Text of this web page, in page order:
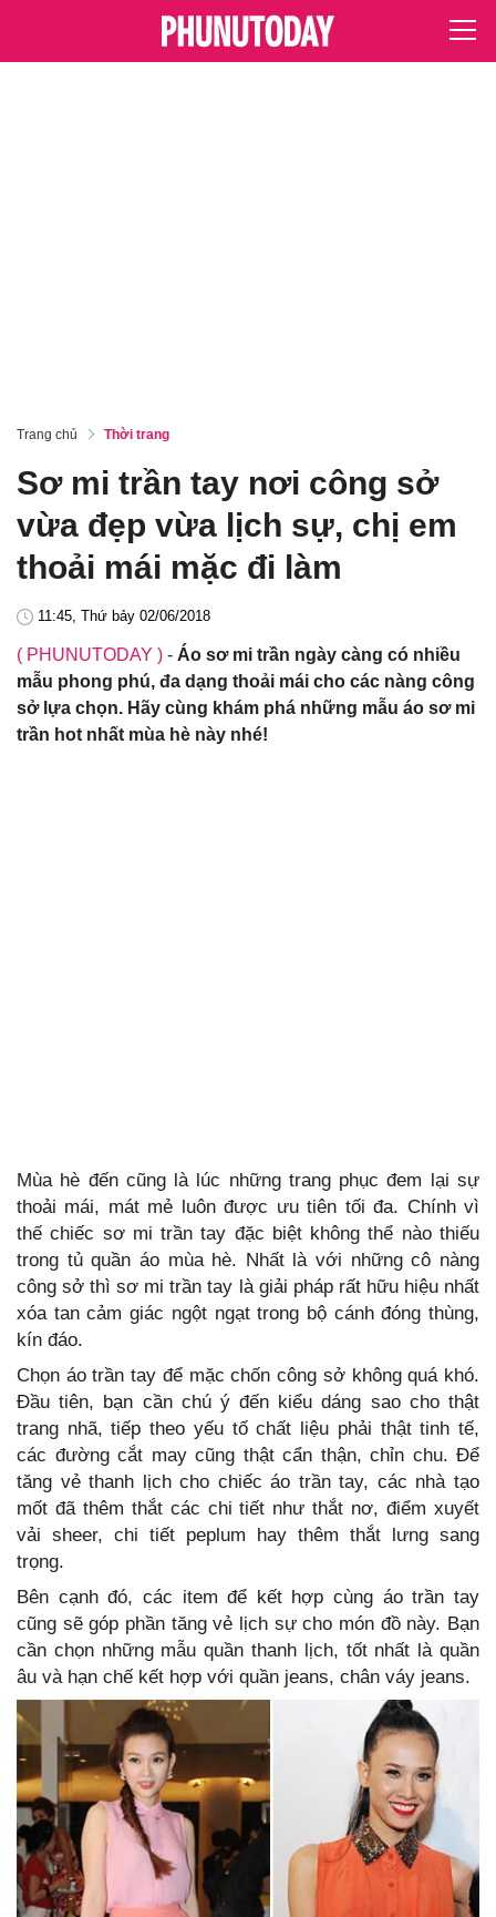
Trang chủ Thời trang
Sơ mi trần tay nơi công sở
vừa đẹp vừa lịch sự, chị em
thoải mái mặc đi làm
11:45, Thứ bảy 02/06/2018
( PHUNUTODAY ) - Áo sơ mi trần ngày càng có nhiều
mẫu phong phú, đa dạng thoải mái cho các nàng công
sở lựa chọn. Hãy cùng khám phá những mẫu áo sơ mi
trần hot nhất mùa hè này nhé!
Mùa hè đến cũng là lúc những trang phục đem lại sự
thoải mái, mát mẻ luôn được ưu tiên tối đa. Chính vì
thế chiếc sơ mi trần tay đặc biệt không thể nào thiếu
trong tủ quần áo mùa hè. Nhất là với những cô nàng
công sở thì sơ mi trần tay là giải pháp rất hữu hiệu nhất
xóa tan cảm giác ngột ngạt trong bộ cánh đóng thùng,
kín đáo.
Chọn áo trần tay để mặc chốn công sở không quá khó.
Đầu tiên, bạn cần chú ý đến kiểu dáng sao cho thật
trang nhã, tiếp theo yếu tố chất liệu phải thật tinh tế,
các đường cắt may cũng thật cẩn thận, chỉn chu. Để
tăng vẻ thanh lịch cho chiếc áo trần tay, các nhà tạo
mốt đã thêm thắt các chi tiết như thắt nơ, điểm xuyết
vải sheer, chi tiết peplum hay thêm thắt lưng sang
trọng.
Bên cạnh đó, các item để kết hợp cùng áo trần tay
cũng sẽ góp phần tăng vẻ lịch sự cho món đồ này. Bạn
cần chọn những mẫu quần thanh lịch, tốt nhất là quần
âu và hạn chế kết hợp với quần jeans, chân váy jeans.